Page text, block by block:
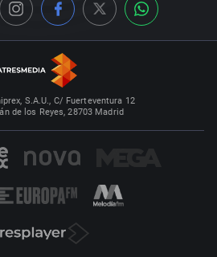
S.A.U., C/ Fuerteventura 12
de los Reyes, 28703 Madrid